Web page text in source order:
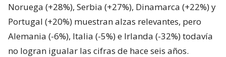
Noruega (+28%), Serbia (+27%), Dinamarca (+22%) y
Portugal (+20%) muestran alzas relevantes, pero
Alemania (-6%), Italia (-5%) e Irlanda (-32%) todavía
no logran igualar las cifras de hace seis años.